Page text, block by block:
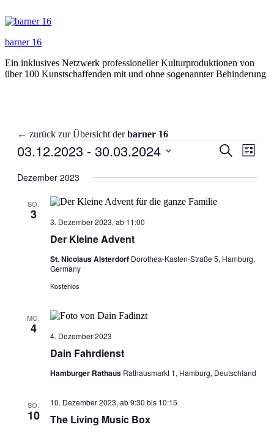
Inhalt
barner 16
Ein inklusives Netzwerk professioneller Kulturproduktionen von
über 100 Kunstschaffenden mit und ohne sogenannter Behinderung
← zurück zur Übersicht derbarner 16
Veranstaltungen
und
Suche
Liste
03.12.2023 - 30.03.2024
wählen.
Dezember 2023
SO.
3
Der Kleine Advent
3. Dezember 2023, ab 11:00
St. Nicolaus Alsterdorf Dorothea-Kasten-Straße 5, Hamburg,
Germany
Kostenlos
MO.
4
Dain Fahrdienst
4. Dezember 2023
Hamburger Rathaus Rathausmarkt 1, Hamburg, Deutschland
SO.
10 The Living Music Box
10. Dezember 2023, ab 9:30 bis 10:15